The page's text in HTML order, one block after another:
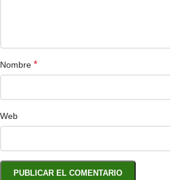
Nombre *
Web